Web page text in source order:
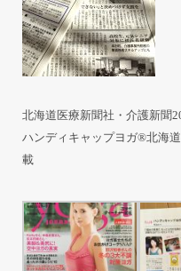
北海道医療新聞社・介護新聞
ハンディキャップヨガ®北海
載